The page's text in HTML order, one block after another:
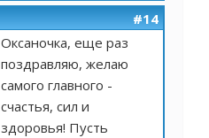
#14
Оксаночка, еще раз
поздравляю, желаю
самого главного -
счастья, сил и
здоровья! Пусть